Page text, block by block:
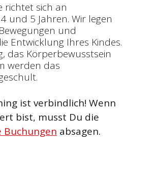
richtet sich an
und 5 Jahren. Wir legen
und
Entwicklung Ihres Kindes.
das Körperbewusstsein
werden das
ist verbindlich! Wenn
bist, musst Du die
Buchungen absagen.